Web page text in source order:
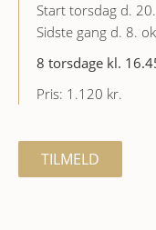
Start torsdag d.
Sidste gang d. 8.
8 torsdage kl.
Pris: 1.120 kr.
TILMELD